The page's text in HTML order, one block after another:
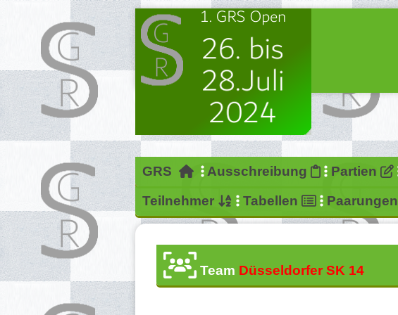
GRS Ausschreibung Partien
Teilnehmer
Tabellen Paarungen
Team Düsseldorfer SK 14